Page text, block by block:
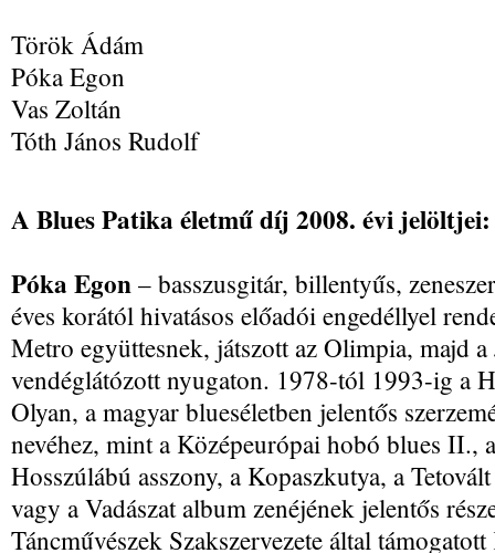
Török Ádám
Póka Egon
Vas Zoltán
Tóth János Rudolf
A Blues Patika életmű díj 2008. évi jelöltjei:
Póka Egon – basszusgitár, billentyűs,
éves korától hivatásos előadói engedéllyel
Metro együttesnek, játszott az Olimpia, majd a
vendéglátózott nyugaton. 1978-tól 1993-ig a
Olyan, a magyar blueséletben jelentős
nevéhez, mint a Középeurópai hobó blues II.,
Hosszúlábú asszony, a Kopaszkutya, a
vagy a Vadászat album zenéjének jelentős
Táncművészek Szakszervezete által